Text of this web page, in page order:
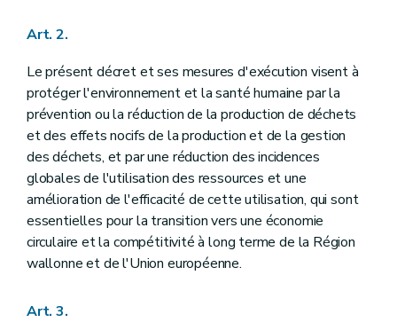
Art. 63
Sous-section 4 Huiles usagées
Art. 64
Sous-section 5 Biodéchets
Art. 65
Art. 66
Sous-section 6 Sous-produits animaux
Art. 67
Art. 68
Section 3 Dispositions particulières à certains opérateurs actifs en matière de prévention ou de gestion de déchets
Art. 69
Section 4 Dispositions particulières aux transferts de déchets
Art. 70
Art. 2.
Le présent décret et ses mesures d'exécution visent à
protéger l'environnement et la santé humaine par la
prévention ou la réduction de la production de déchets
et des effets nocifs de la production et de la gestion
des déchets, et par une réduction des incidences
globales de l'utilisation des ressources et une
amélioration de l'efficacité de cette utilisation, qui sont
essentielles pour la transition vers une économie
circulaire et la compétitivité à long terme de la Région
wallonne et de l'Union européenne.
Art. 3.